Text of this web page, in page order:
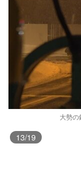
大勢
13/19